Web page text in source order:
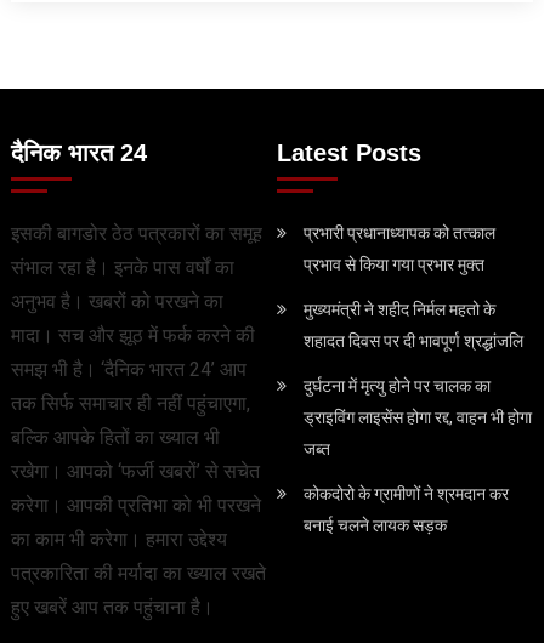
दैनिक भारत 24
इसकी बागडोर ठेठ पत्रकारों का समूह
संभाल रहा है। इनके पास वर्षों का
अनुभव है। खबरों को परखने का
मादा। सच और झूठ में फर्क करने की
समझ भी है। ‘दैनिक भारत 24’ आप
तक सिर्फ समाचार ही नहीं पहुंचाएगा,
बल्कि आपके हितों का ख्याल भी
रखेगा। आपको ‘फर्जी खबरों’ से सचेत
करेगा। आपकी प्रतिभा को भी परखने
का काम भी करेगा। हमारा उद्देश्य
पत्रकारिता की मर्यादा का ख्याल रखते
हुए खबरें आप तक पहुंचाना है।
Latest Posts
प्रभारी प्रधानाध्यापक को तत्काल
प्रभाव से किया गया प्रभार मुक्त
मुख्यमंत्री ने शहीद निर्मल महतो के
शहादत दिवस पर दी भावपूर्ण श्रद्धांजलि
दुर्घटना में मृत्यु होने पर चालक का
ड्राइविंग लाइसेंस होगा रद्द, वाहन भी होगा
जब्त
कोकदोरो के ग्रामीणों ने श्रमदान कर
बनाई चलने लायक सड़क